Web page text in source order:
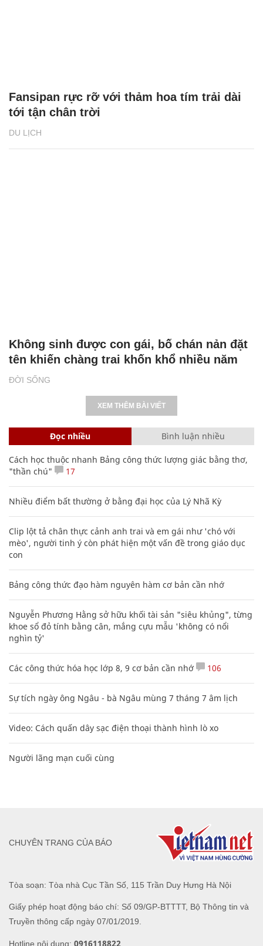
DU LỊCH
Fansipan rực rỡ với thảm hoa tím trải dài
tới tận chân trời
ĐỜI SỐNG
Không sinh được con gái, bố chán nản đặt
tên khiến chàng trai khốn khổ nhiều năm
XEM THÊM BÀI VIẾT
Đọc nhiều Bình luận nhiều
Cách học thuộc nhanh Bảng công thức lượng giác bằng thơ,
"thần chú"
17
Nhiều điểm bất thường ở bằng đại học của Lý Nhã Kỳ
Clip lột tả chân thực cảnh anh trai và em gái như 'chó với
mèo', người tinh ý còn phát hiện một vấn đề trong giáo dục
con
Bảng công thức đạo hàm nguyên hàm cơ bản cần nhớ
Nguyễn Phương Hằng sở hữu khối tài sản "siêu khủng", từng
khoe sổ đỏ tính bằng cân, mắng cựu mẫu 'không có nổi
nghìn tỷ'
Các công thức hóa học lớp 8, 9 cơ bản cần nhớ 106
Sự tích ngày ông Ngâu - bà Ngâu mùng 7 tháng 7 âm lịch
Video: Cách quấn dây sạc điện thoại thành hình lò xo
Người lãng mạn cuối cùng
Tòa soạn: Tòa nhà Cục Tần Số, 115 Trần Duy Hưng Hà Nội
Giấy phép hoạt động báo chí: Số 09/GP-BTTTT, Bộ Thông tin và
Truyền thông cấp ngày 07/01/2019.
Hotline nội dung: 0916118822
CHUYÊN TRANG CỦA BÁO